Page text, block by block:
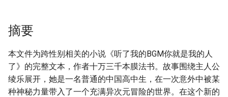
摘要
本文件为跨性别相关的小说《听了我的BGM你就是我的人
了》的完整文本，作者十万三千本膜法书。故事围绕主人公
绫乐展开，她是一名普通的中国高中生，在一次意外中被某
种神秘力量带入了一个充满异次元冒险的世界。在这个新的